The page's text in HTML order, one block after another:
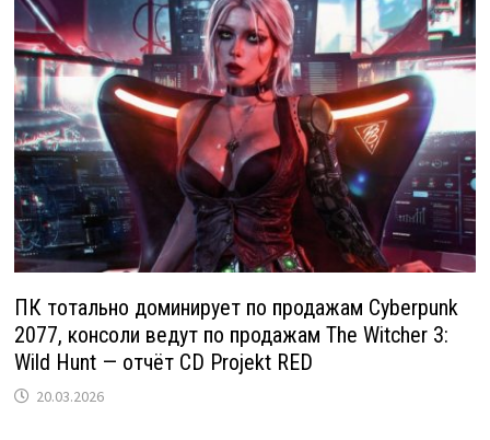
ПК тотально доминирует по продажам Cyberpunk
2077, консоли ведут по продажам The Witcher 3:
Wild Hunt — отчёт CD Projekt RED
20.03.2026